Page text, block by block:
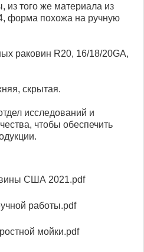
из того же материала из
форма похожа на ручную
раковин R20, 16/18/20GA,
скрытая.
исследований и
чтобы обеспечить
США 2021.pdf
работы.pdf
мойки.pdf